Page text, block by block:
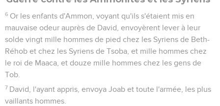
6 Or les enfants d'Ammon, voyant qu'ils s'étaient mis en
mauvaise odeur auprès de David, envoyèrent lever à leur
solde vingt mille hommes de pied chez les Syriens de Beth-
Réhob et chez les Syriens de Tsoba, et mille hommes chez
le roi de Maaca, et douze mille hommes chez les gens de
Tob.
7 David, l'ayant appris, envoya Joab et toute l'armée, les plus
vaillants hommes.